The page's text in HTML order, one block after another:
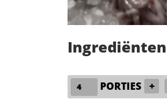
Ingrediënten
PORTIES +